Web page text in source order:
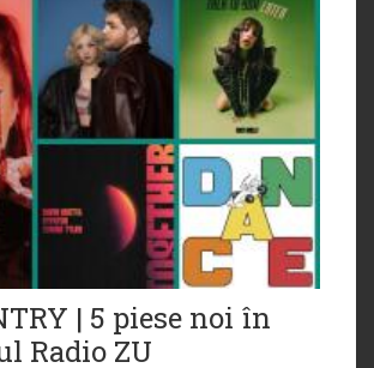
| 5 piese noi în
Radio ZU